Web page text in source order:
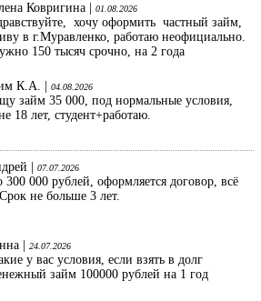
Ковригина |
01.08.2026
хочу оформить частный займ,
в г.Муравленко, работаю неофициально.
150 тысяч срочно, на 2 года
К.А. | 04.08.2026
займ 35 000, под нормальные условия,
18 лет, студент+работаю.
| 07.07.2026
000 рублей, оформляется договор, всё
не больше 3 лет.
|
24.07.2026
у вас условия, если взять в долг
займ 100000 рублей на 1 год